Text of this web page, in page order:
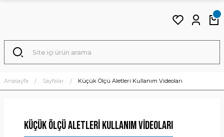
Anasayfa Sayfalar Küçük Ölçü Aletleri Kullanım Videoları
Küçük Ölçü Aletleri Kullanım Videoları